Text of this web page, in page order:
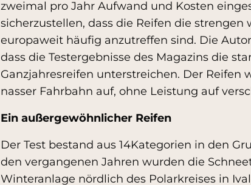
zweimal pro Jahr Aufwand und Kosten
sicherzustellen, dass die Reifen die
europaweit häufig anzutreffen sind. Die
dass die Testergebnisse des Magazins die
Ganzjahresreifen unterstreichen. Der
nasser Fahrbahn auf, ohne Leistung auf
Ein außergewöhnlicher Reifen
Der Test bestand aus 14Kategorien in den
den vergangenen Jahren wurden die
Winteranlage nördlich des Polarkreises in